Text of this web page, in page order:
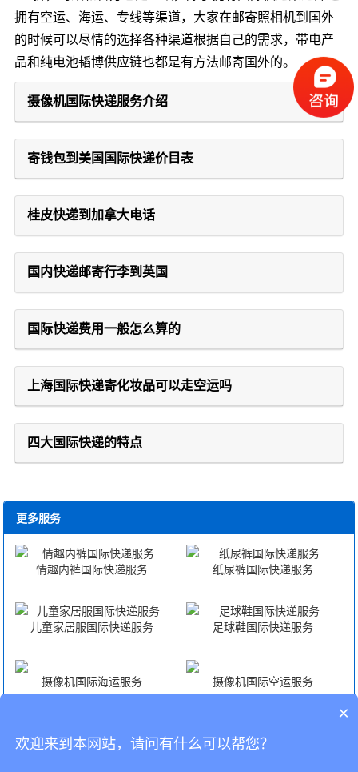
拥有空运、海运、专线等渠道，大家在邮寄照相机到国外
的时候可以尽情的选择各种渠道根据自己的需求，带电产
品和纯电池韬博供应链也都是有方法邮寄国外的。
摄像机国际快递服务介绍
寄钱包到美国国际快递价目表
桂皮快递到加拿大电话
国内快递邮寄行李到英国
国际快递费用一般怎么算的
上海国际快递寄化妆品可以走空运吗
四大国际快递的特点
更多服务
情趣内裤国际快递服务 纸尿裤国际快递服务
儿童家居服国际快递服务 足球鞋国际快递服务
摄像机国际海运服务 摄像机国际空运服务
摄像机海外仓一件代发 摄像机FBA头程
×
欢迎来到本网站，请问有什么可以帮您？